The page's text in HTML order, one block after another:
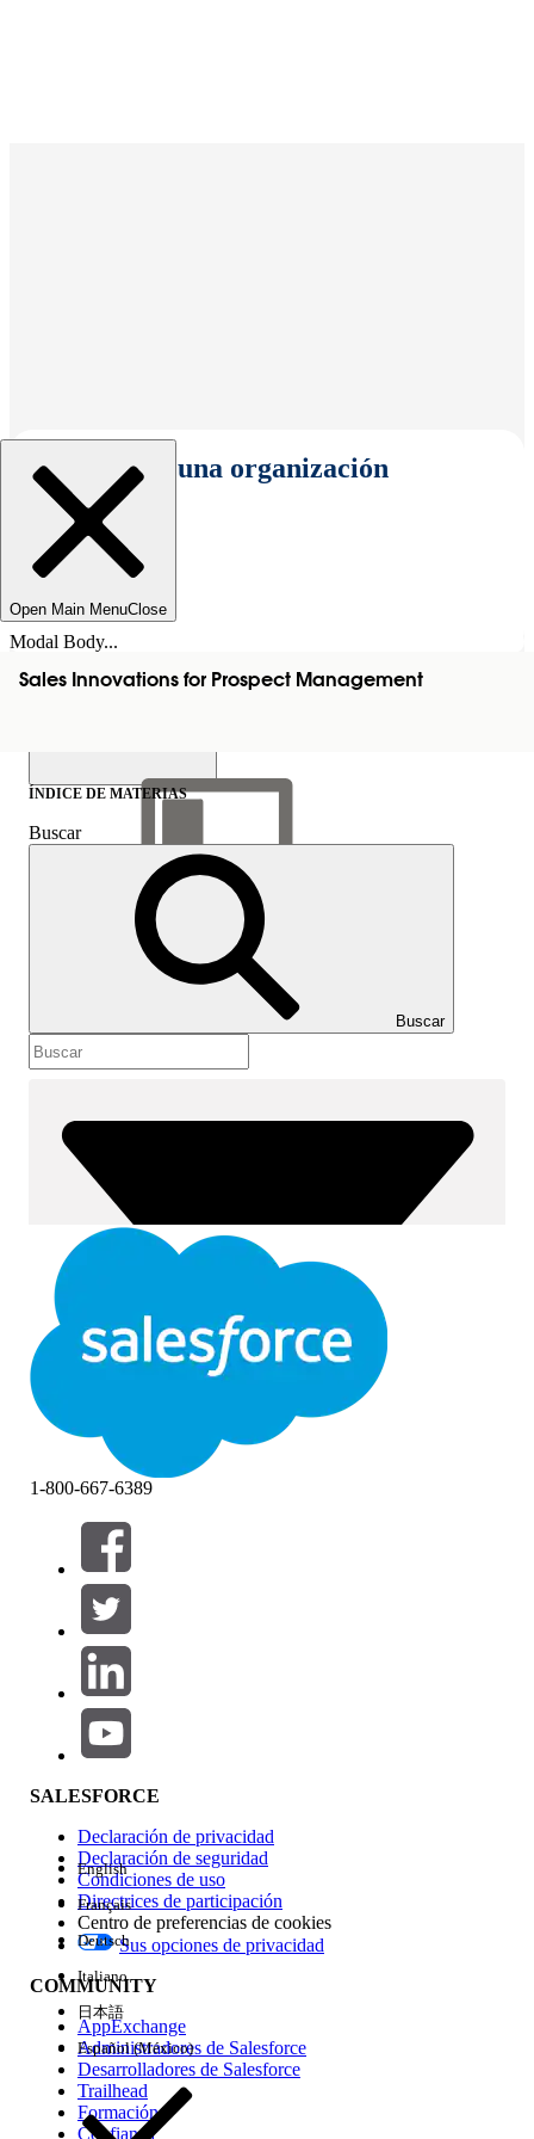
Seleccionar una organización
Open Main MenuClose
Modal Body...
Sales Innovations for Prospect Management
Mostrar índice de
materias
Índice de materias
ÍNDICE DE MATERIAS
Buscar
Buscar
Filtros (0)
SELECCIONAR FILTROS
Área de productos
Repercusión de función
Edición
Experiencia
1-800-667-6389
SALESFORCE
Declaración de privacidad
Declaración de seguridad
Condiciones de uso
Directrices de participación
Centro de preferencias de cookies
Sus opciones de privacidad
COMMUNITY
AppExchange
Administradores de Salesforce
Desarrolladores de Salesforce
Trailhead
Formación
Confianza
English
Français
Deutsch
Italiano
日本語
Español (México)